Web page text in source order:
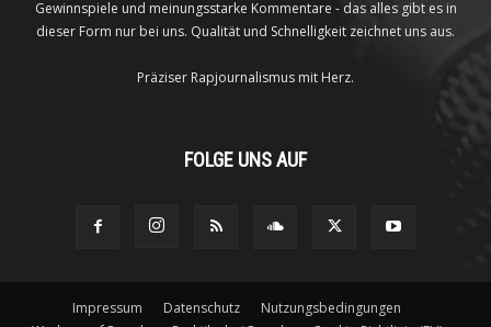
Gewinnspiele und meinungsstarke Kommentare - das alles gibt es in
dieser Form nur bei uns. Qualität und Schnelligkeit zeichnet uns aus.
Präziser Rapjournalismus mit Herz.
FOLGE UNS AUF
Impressum Datenschutz
Nutzungsbedingungen